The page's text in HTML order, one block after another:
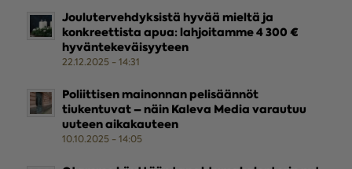
Joulutervehdyksistä hyvää mieltä ja
konkreettista apua: lahjoitamme 4 300 €
hyväntekeväisyyteen
22.12.2025 - 14:31
Poliittisen mainonnan pelisäännöt
tiukentuvat – näin Kaleva Media varautuu
uuteen aikakauteen
10.10.2025 - 14:05